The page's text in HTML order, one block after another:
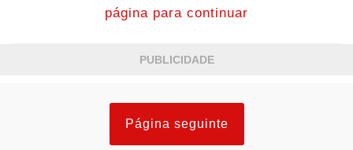
página para continuar
PUBLICIDADE
Página seguinte